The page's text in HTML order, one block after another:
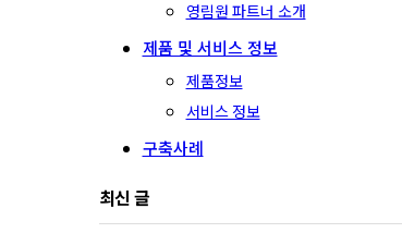
영림원 파트너 소개
제품 및 서비스 정보
제품정보
서비스 정보
구축사례
최신 글